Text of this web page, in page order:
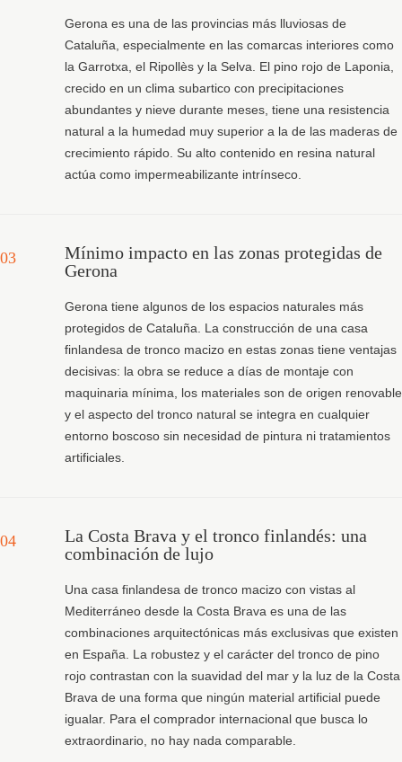
Gerona es una de las provincias más lluviosas de
Cataluña, especialmente en las comarcas interiores como
la Garrotxa, el Ripollès y la Selva. El pino rojo de Laponia,
crecido en un clima subartico con precipitaciones
abundantes y nieve durante meses, tiene una resistencia
natural a la humedad muy superior a la de las maderas de
crecimiento rápido. Su alto contenido en resina natural
actúa como impermeabilizante intrínseco.
03
Mínimo impacto en las zonas protegidas de
Gerona
Gerona tiene algunos de los espacios naturales más
protegidos de Cataluña. La construcción de una casa
finlandesa de tronco macizo en estas zonas tiene ventajas
decisivas: la obra se reduce a días de montaje con
maquinaria mínima, los materiales son de origen renovable
y el aspecto del tronco natural se integra en cualquier
entorno boscoso sin necesidad de pintura ni tratamientos
artificiales.
04
La Costa Brava y el tronco finlandés: una
combinación de lujo
Una casa finlandesa de tronco macizo con vistas al
Mediterráneo desde la Costa Brava es una de las
combinaciones arquitectónicas más exclusivas que existen
en España. La robustez y el carácter del tronco de pino
rojo contrastan con la suavidad del mar y la luz de la Costa
Brava de una forma que ningún material artificial puede
igualar. Para el comprador internacional que busca lo
extraordinario, no hay nada comparable.